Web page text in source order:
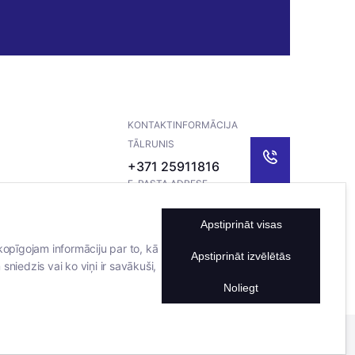
KONTAKTINFORMĀCIJA
TĀLRUNIS
+371 25911816
E-PASTA ADRESE
info@bertasnams.lv
informāciju par to, kā
vai ko viņi ir savākuši,
Apstiprināt visas
Apstiprināt izvēlētās
Noliegt